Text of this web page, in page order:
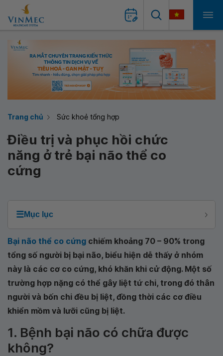
Trang chủ Sức khoẻ tổng hợp
Điều trị và phục hồi chức
năng ở trẻ bại não thể co
cứng
☰Mục lục
Bại não thể co cứng chiếm khoảng 70 – 90% trong
tổng số người bị bại não, biểu hiện dễ thấy ở nhóm
này là các cơ co cứng, khó khăn khi cử động. Một số
trường hợp nặng có thể gây liệt tứ chi, trong đó thân
người và bốn chi đều bị liệt, đồng thời các cơ điều
khiển mồm và lưỡi cũng bị liệt.
1. Bệnh bại não có chữa được
không?